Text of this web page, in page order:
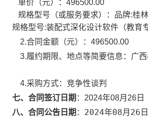
单价（元）： 496500.00
规格型号（或服务要求）： 品牌:桂
规格型号:装配式深化设计软件（教育
2.合同金额（元）： 496500.00
3.履约期限、地点等简要信息： 广
4.采购方式： 竞争性谈判
七、合同签订日期 ： 2024年08月26日
八、合同公告日期 ： 2024年08月26日